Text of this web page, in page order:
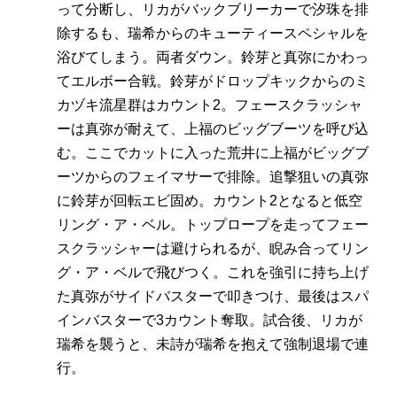
って分断し、リカがバックブリーカーで汐珠を排
除するも、瑞希からのキューティースペシャルを
浴びてしまう。両者ダウン。鈴芽と真弥にかわっ
てエルボー合戦。鈴芽がドロップキックからのミ
カヅキ流星群はカウント2。フェースクラッシャ
ーは真弥が耐えて、上福のビッグブーツを呼び込
む。ここでカットに入った荒井に上福がビッグブ
ーツからのフェイマサーで排除。追撃狙いの真弥
に鈴芽が回転エビ固め。カウント2となると低空
リング・ア・ベル。トップロープを走ってフェー
スクラッシャーは避けられるが、睨み合ってリン
グ・ア・ベルで飛びつく。これを強引に持ち上げ
た真弥がサイドバスターで叩きつけ、最後はスパ
インバスターで3カウント奪取。試合後、リカが
瑞希を襲うと、未詩が瑞希を抱えて強制退場で連
行。